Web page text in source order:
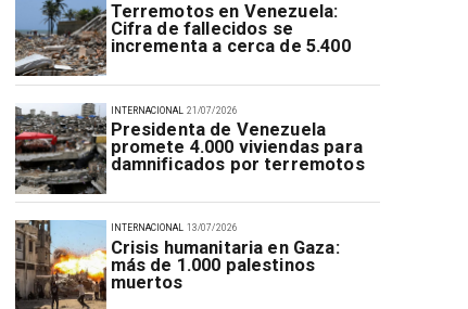
Terremotos en Venezuela:
Cifra de fallecidos se
incrementa a cerca de 5.400
21/07/2026
Presidenta de Venezuela
promete 4.000 viviendas para
damnificados por terremotos
INTERNACIONAL
13/07/2026
Crisis humanitaria en Gaza:
más de 1.000 palestinos
muertos
INTERNACIONAL